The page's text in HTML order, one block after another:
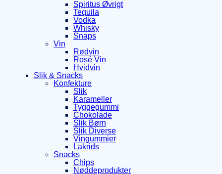
Spiritus Øvrigt
Tequila
Vodka
Whisky
Snaps
Vin
Rødvin
Rosé Vin
Hvidvin
Slik & Snacks
Konfekture
Slik
Karameller
Tyggegummi
Chokolade
Slik Børn
Slik Diverse
Vingummier
Lakrids
Snacks
Chips
Nøddeprodukter